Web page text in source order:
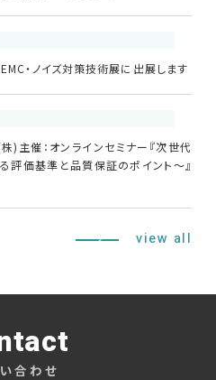
中文
・ノイズ対策技術展に出展します
)主催：オンラインセミナー『次世代
評価基準と品質保証のポイント～』
view all
合わせ